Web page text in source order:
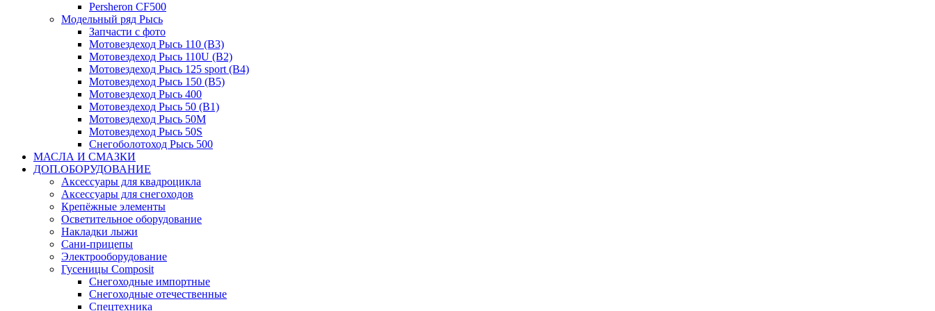
Persheron CF500
Модельный ряд Рысь
Запчасти с фото
Мотовездеход Рысь 110 (B3)
Мотовездеход Рысь 110U (B2)
Мотовездеход Рысь 125 sport (B4)
Мотовездеход Рысь 150 (B5)
Мотовездеход Рысь 400
Мотовездеход Рысь 50 (B1)
Мотовездеход Рысь 50M
Мотовездеход Рысь 50S
Снегоболотоход Рысь 500
МАСЛА И СМАЗКИ
ДОП.ОБОРУДОВАНИЕ
Аксессуары для квадроцикла
Аксессуары для снегоходов
Крепёжные элементы
Осветительное оборудование
Накладки лыжи
Сани-прицепы
Электрооборудование
Гусеницы Composit
Снегоходные импортные
Снегоходные отечественные
Спецтехника